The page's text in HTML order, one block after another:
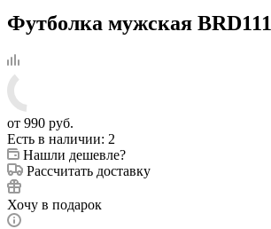
Футболка мужская BRD111
от 990 руб.
Есть в наличии: 2
Нашли дешевле?
Рассчитать доставку
Хочу в подарок